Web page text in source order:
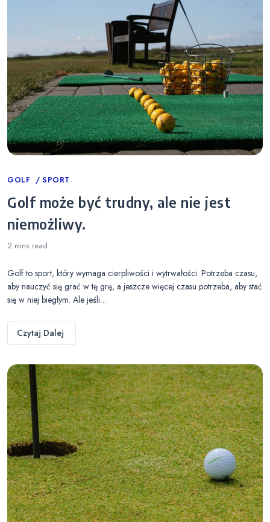
Categories
GOLF SPORT
Golf może być trudny, ale nie jest
niemożliwy.
2 mins read
Golf to sport, który wymaga cierpliwości i wytrwałości. Potrzeba czasu,
aby nauczyć się grać w tę grę, a jeszcze więcej czasu potrzeba, aby stać
się w niej biegłym. Ale jeśli…
Czytaj Dalej